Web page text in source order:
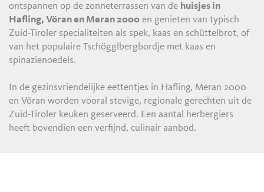
ontspannen op de zonneterrassen van de huisjes in
Hafling, Vöran en Meran 2000 en genieten van typisch
Zuid-Tiroler specialiteiten als spek, kaas en schüttelbrot, of
van het populaire Tschögglbergbordje met kaas en
spinazienoedels.
In de gezinsvriendelijke eettentjes in Hafling, Meran 2000
en Vöran worden vooral stevige, regionale gerechten uit de
Zuid-Tiroler keuken geserveerd. Een aantal herbergiers
heeft bovendien een verfijnd, culinair aanbod.